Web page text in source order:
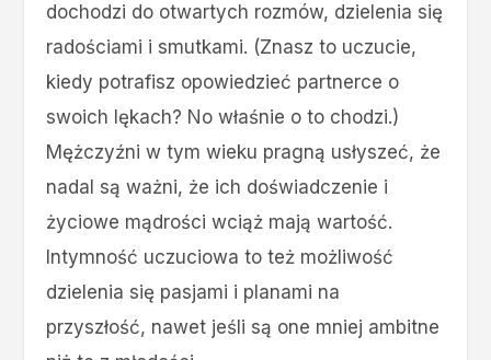
dochodzi do otwartych rozmów, dzielenia się
radościami i smutkami. (Znasz to uczucie,
kiedy potrafisz opowiedzieć partnerce o
swoich lękach? No właśnie o to chodzi.)
Mężczyźni w tym wieku pragną usłyszeć, że
nadal są ważni, że ich doświadczenie i
życiowe mądrości wciąż mają wartość.
Intymność uczuciowa to też możliwość
dzielenia się pasjami i planami na
przyszłość, nawet jeśli są one mniej ambitne